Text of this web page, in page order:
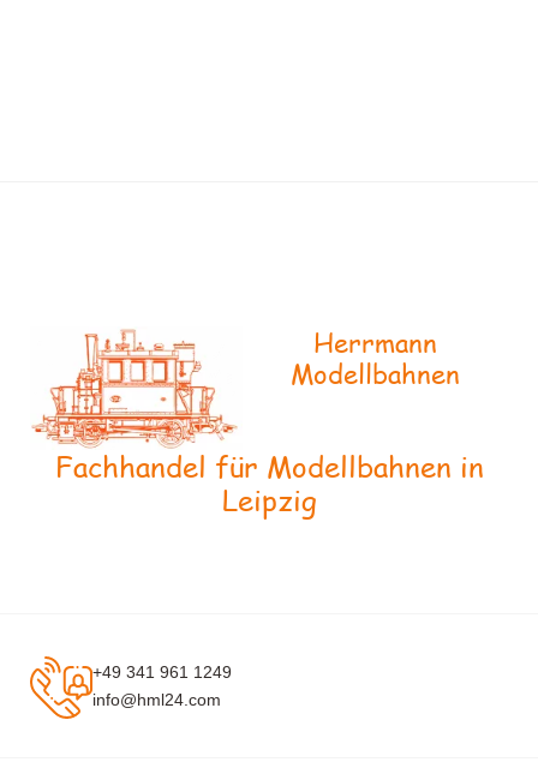
Herrmann
Modellbahnen
Fachhandel für Modellbahnen in
Leipzig
+49 341 961 1249
info@hml24.com